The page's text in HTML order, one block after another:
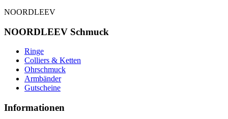
NOORDLEEV
NOORDLEEV Schmuck
Ringe
Colliers & Ketten
Ohrschmuck
Armbänder
Gutscheine
Informationen